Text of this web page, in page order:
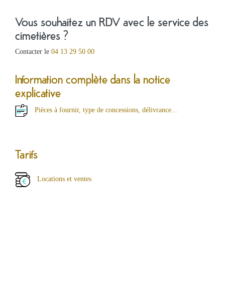
Vous souhaitez un RDV avec le service des
cimetières ?
Contacter le 04 13 29 50 00
Information complète dans la notice
explicative
Pièces à fournir, type de concessions, délivrance...
Tarifs
Locations et ventes